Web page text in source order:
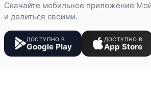
Скачайте мобильное приложение
и делиться своими.
ДОСТУПНО В
Google Play
ДОСТУПНО В
App Store